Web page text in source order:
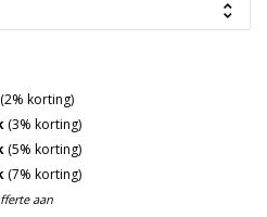
(2% korting)
(3% korting)
(5% korting)
(7% korting)
aan